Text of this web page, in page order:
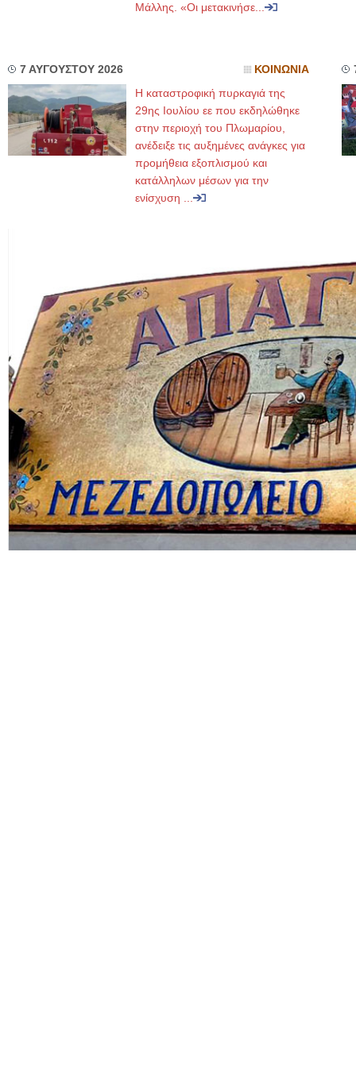
Μάλλης. «Οι μετακινήσε...
7 ΑΥΓΟΥΣΤΟΥ 2026 ΚΟΙΝΩΝΙΑ
Η καταστροφική πυρκαγιά της
29ης Ιουλίου εε που εκδηλώθηκε
στην περιοχή του Πλωμαρίου,
ανέδειξε τις αυξημένες ανάγκες για
προμήθεια εξοπλισμού και
κατάλληλων μέσων για την
ενίσχυση ...